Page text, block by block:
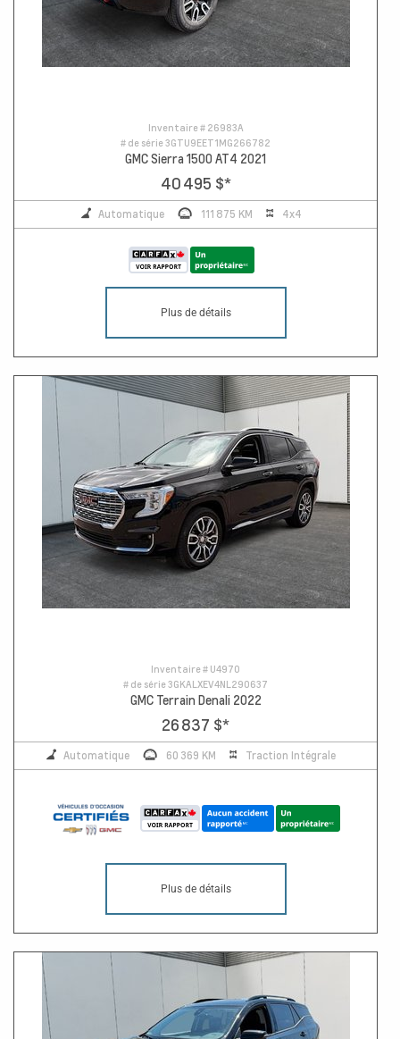
Inventaire # 26983A
# de série3GTU9EET1MG266782
GMC Sierra 1500 AT4 2021
40 495 $*
Automatique 111 875 KM 4x4
Plus de détails
Inventaire # U4970
# de série3GKALXEV4NL290637
GMC Terrain Denali 2022
26 837 $*
Automatique 60 369 KM Traction Intégrale
Plus de détails